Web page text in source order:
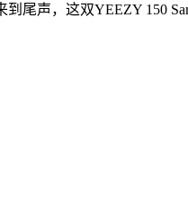
到尾声，这双YEEZY 150